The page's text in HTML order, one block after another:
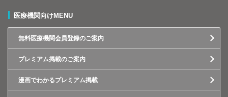
医療機関向けMENU
無料医療機関会員登録のご案内
プレミアム掲載のご案内
漫画でわかるプレミアム掲載